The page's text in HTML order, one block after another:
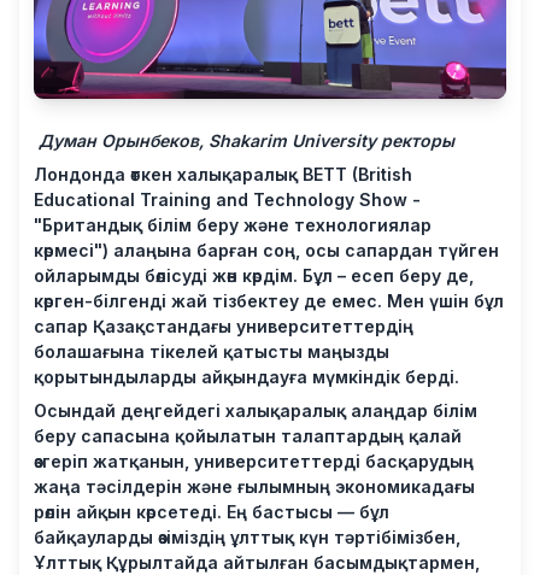
Думан Орынбеков, Shakarim University ректоры
Лондонда өткен халықаралық BETT (British
Educational Training and Technology Show -
"Британдық білім беру және технологиялар
көрмесі") алаңына барған соң, осы сапардан түйген
ойларымды бөлісуді жөн көрдім. Бұл – есеп беру де,
көрген-білгенді жай тізбектеу де емес. Мен үшін бұл
сапар Қазақстандағы университеттердің
болашағына тікелей қатысты маңызды
қорытындыларды айқындауға мүмкіндік берді.
Осындай деңгейдегі халықаралық алаңдар білім
беру сапасына қойылатын талаптардың қалай
өзгеріп жатқанын, университеттерді басқарудың
жаңа тәсілдерін және ғылымның экономикадағы
рөлін айқын көрсетеді. Ең бастысы — бұл
байқауларды өзіміздің ұлттық күн тәртібімізбен,
Ұлттық Құрылтайда айтылған басымдықтармен,